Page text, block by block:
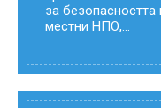
за
местни НПО,...